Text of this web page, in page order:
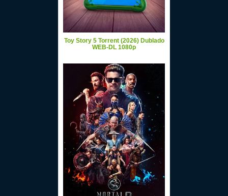
Toy Story 5 Torrent (2026) Dublado
WEB-DL 1080p